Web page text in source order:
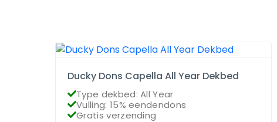
Ducky Dons Capella All Year Dekbed
Type dekbed: All Year
Vulling: 15% eendendons
Gratis verzending